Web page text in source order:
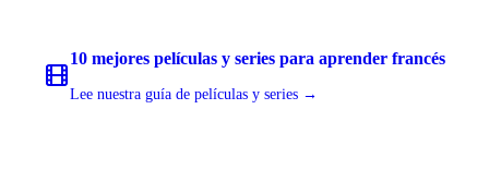
10 mejores películas y series para aprender francés
Lee nuestra guía de películas y series →